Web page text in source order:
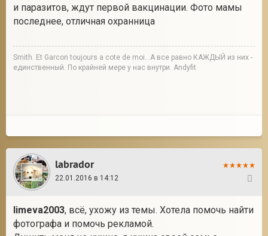
и паразитов, ждут первой вакцинации. Фото мамы
последнее, отличная охранница
Smith. Et Garcon toujours a cote de moi...А все равно КАЖДЫЙ из них -
единственный. По крайней мере у нас внутри. Andyfit
labrador
22.01.2016 в 14:12
limeva2003, всё, ухожу из темы. Хотела помочь найти
фотографа и помочь рекламой.